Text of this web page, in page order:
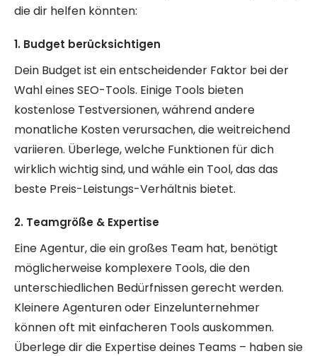
die dir helfen könnten:
1. Budget berücksichtigen
Dein Budget ist ein entscheidender Faktor bei der
Wahl eines SEO-Tools. Einige Tools bieten
kostenlose Testversionen, während andere
monatliche Kosten verursachen, die weitreichend
variieren. Überlege, welche Funktionen für dich
wirklich wichtig sind, und wähle ein Tool, das das
beste Preis-Leistungs-Verhältnis bietet.
2. Teamgröße & Expertise
Eine Agentur, die ein großes Team hat, benötigt
möglicherweise komplexere Tools, die den
unterschiedlichen Bedürfnissen gerecht werden.
Kleinere Agenturen oder Einzelunternehmer
können oft mit einfacheren Tools auskommen.
Überlege dir die Expertise deines Teams – haben sie